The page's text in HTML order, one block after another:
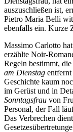
auszuschließen ist,
Pietro Maria Belli
ebenfalls ein. Kurze
Massimo Carlotto
erzählte Noir-
Regeln bestimmt,
am Dienstag
Geschichte kaum
im Gerüst und in
Sonntagsfrau von
Personal, der Fall
Das Verbrechen